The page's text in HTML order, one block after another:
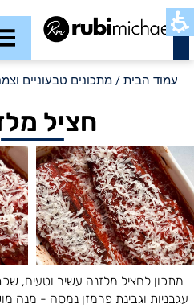
כשר
עמוד הבית / מתכונים טבעוניים
חציל
מתכון לחציל מלזנה עשיר וטעים,
עגבניות וגבינת פרמזן נמסה - מנה